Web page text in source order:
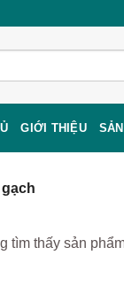
GIỚI THIỆU
gạch
tìm thấy sản